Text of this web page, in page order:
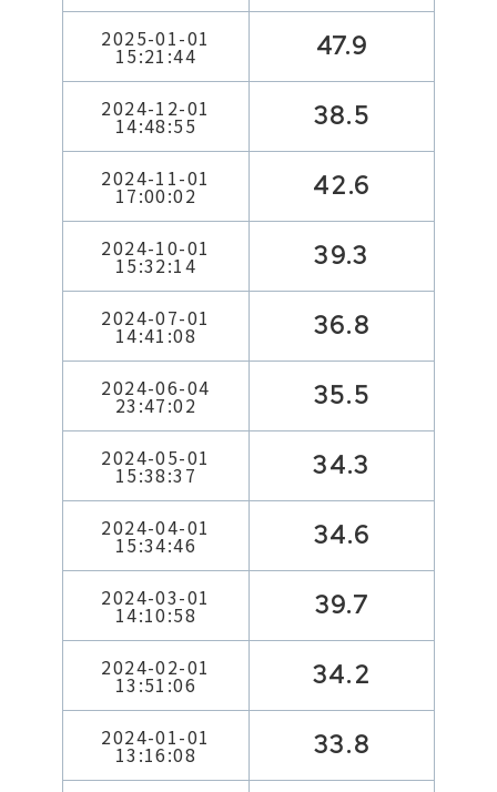
2025-01-01
15:21:44 47.9
2024-12-01
14:48:55 38.5
2024-11-01
17:00:02 42.6
2024-10-01
15:32:14 39.3
2024-07-01
14:41:08 36.8
2024-06-04
23:47:02 35.5
2024-05-01
15:38:37 34.3
2024-04-01
15:34:46 34.6
2024-03-01
14:10:58 39.7
2024-02-01
13:51:06 34.2
2024-01-01
13:16:08 33.8